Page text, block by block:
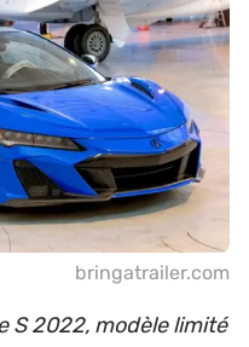
bringatrailer.com
S 2022, modèle limité